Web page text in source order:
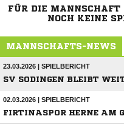
FÜR DIE
NOCH KEINE
MANNSCHAFTS-NEWS
23.03.2026 | SPIELBERICHT
SV SODINGEN BLEIBT
02.03.2026 | SPIELBERICHT
FIRTINASPOR HERNE AM